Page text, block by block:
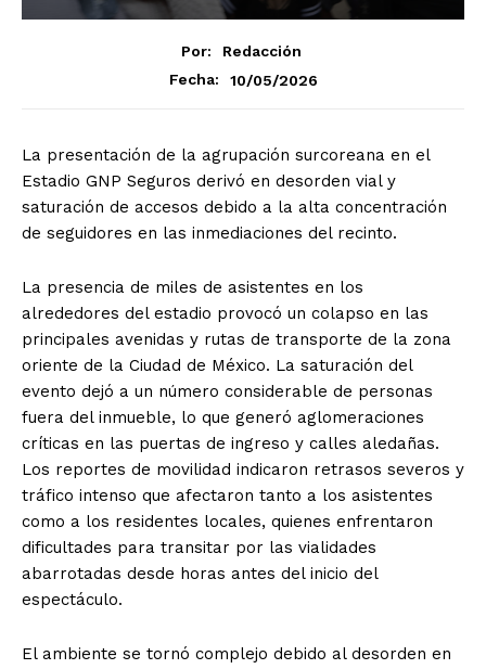
Por:
Redacción
Fecha:
10/05/2026
La presentación de la agrupación surcoreana en el
Estadio GNP Seguros derivó en desorden vial y
saturación de accesos debido a la alta concentración
de seguidores en las inmediaciones del recinto.
La presencia de miles de asistentes en los
alrededores del estadio provocó un colapso en las
principales avenidas y rutas de transporte de la zona
oriente de la Ciudad de México. La saturación del
evento dejó a un número considerable de personas
fuera del inmueble, lo que generó aglomeraciones
críticas en las puertas de ingreso y calles aledañas.
Los reportes de movilidad indicaron retrasos severos y
tráfico intenso que afectaron tanto a los asistentes
como a los residentes locales, quienes enfrentaron
dificultades para transitar por las vialidades
abarrotadas desde horas antes del inicio del
espectáculo.
El ambiente se tornó complejo debido al desorden en